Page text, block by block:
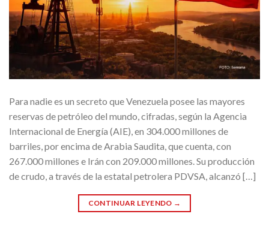
Para nadie es un secreto que Venezuela posee las mayores
reservas de petróleo del mundo, cifradas, según la Agencia
Internacional de Energía (AIE), en 304.000 millones de
barriles, por encima de Arabia Saudita, que cuenta, con
267.000 millones e Irán con 209.000 millones. Su producción
de crudo, a través de la estatal petrolera PDVSA, alcanzó […]
CONTINUAR LEYENDO →